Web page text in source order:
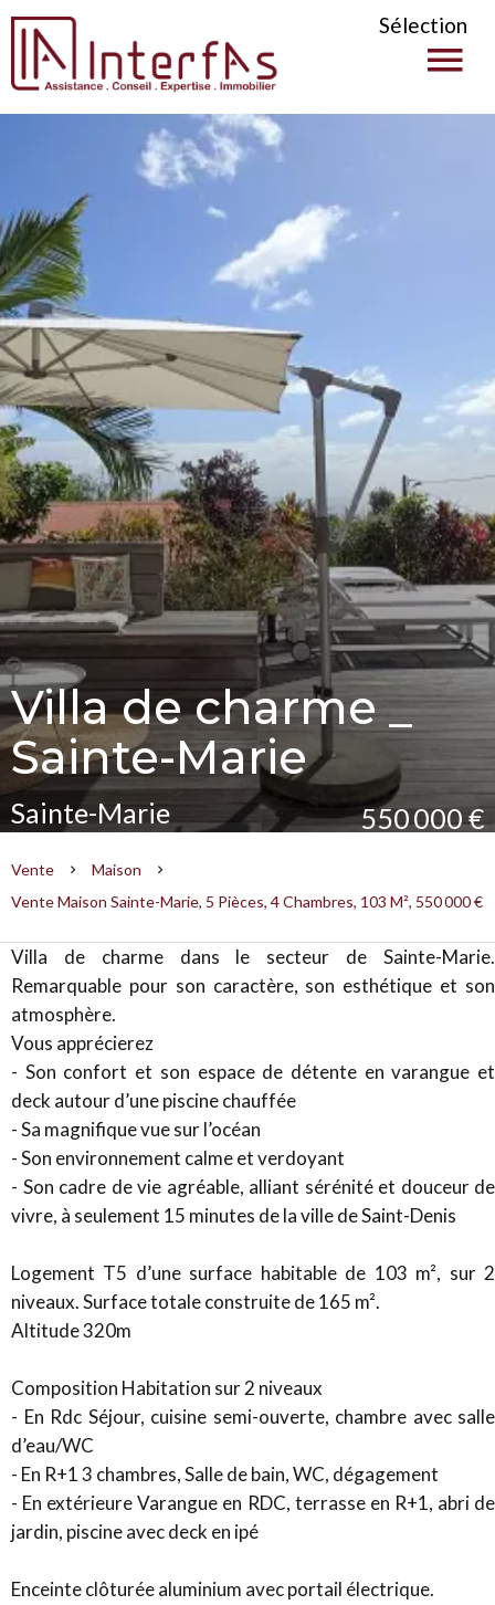
Sélection
Villa de charme _
Sainte-Marie
Sainte-Marie 550 000 €
Vente
Maison
Vente Maison Sainte-Marie, 5 Pièces, 4 Chambres, 103 M², 550 000 €
Villa de charme dans le secteur de Sainte-Marie.
Remarquable pour son caractère, son esthétique et son
atmosphère.
Vous apprécierez
- Son confort et son espace de détente en varangue et
deck autour d’une piscine chauffée
- Sa magnifique vue sur l’océan
- Son environnement calme et verdoyant
- Son cadre de vie agréable, alliant sérénité et douceur de
vivre, à seulement 15 minutes de la ville de Saint-Denis
Logement T5 d’une surface habitable de 103 m², sur 2
niveaux. Surface totale construite de 165 m².
Altitude 320m
Composition Habitation sur 2 niveaux
- En Rdc Séjour, cuisine semi-ouverte, chambre avec salle
d’eau/WC
- En R+1 3 chambres, Salle de bain, WC, dégagement
- En extérieure Varangue en RDC, terrasse en R+1, abri de
jardin, piscine avec deck en ipé
Enceinte clôturée aluminium avec portail électrique.